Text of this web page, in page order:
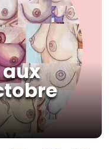
aux